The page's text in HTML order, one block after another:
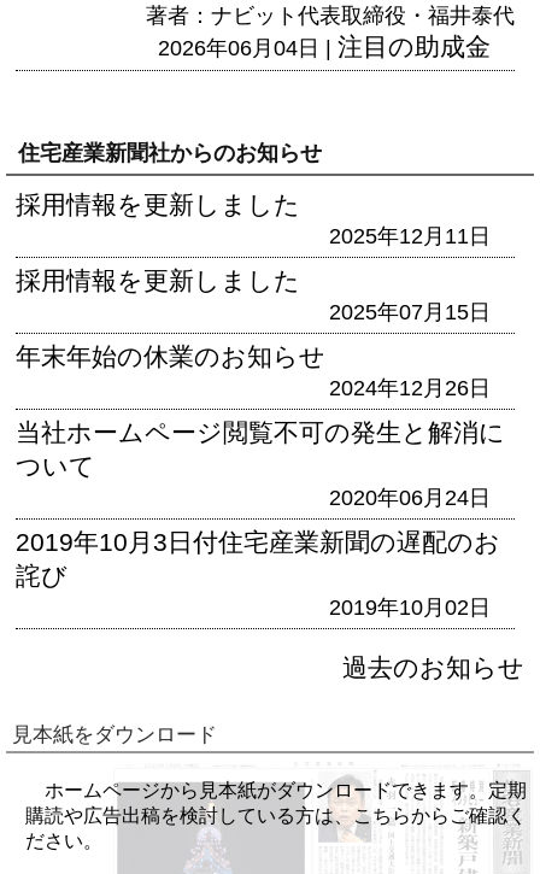
著者：ナビット代表取締役・福井泰代
2026年06月04日 | 注目の助成金
住宅産業新聞社からのお知らせ
採用情報を更新しました
2025年12月11日
採用情報を更新しました
2025年07月15日
年末年始の休業のお知らせ
2024年12月26日
当社ホームページ閲覧不可の発生と解消に
ついて
2020年06月24日
2019年10月3日付住宅産業新聞の遅配のお
詫び
2019年10月02日
過去のお知らせ
見本紙をダウンロード
ホームページから見本紙がダウンロードできます。定期
購読や広告出稿を検討している方は、こちらからご確認く
ださい。